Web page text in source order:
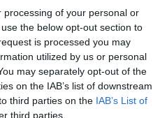
of your personal or
the below opt-out section to
is processed you may
utilized by us or personal
may separately opt-out of the
on the IAB’s list of downstream
third parties on the IAB’s List of
third parties.